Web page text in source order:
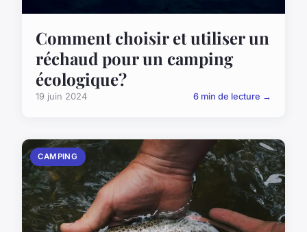
Comment choisir et utiliser un
réchaud pour un camping
écologique?
19 juin 2024 6 min de lecture →
CAMPING